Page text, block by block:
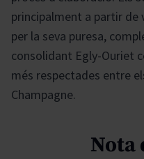
principalment a partir de
per la seva puresa,
consolidant Egly-Ouriet
més respectades entre
Champagne.
Nota